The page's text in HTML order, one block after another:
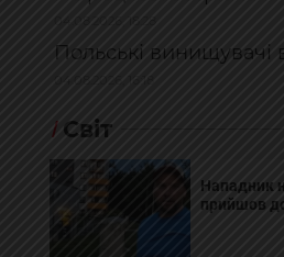
Польські
Світ
Нападник
прийшов